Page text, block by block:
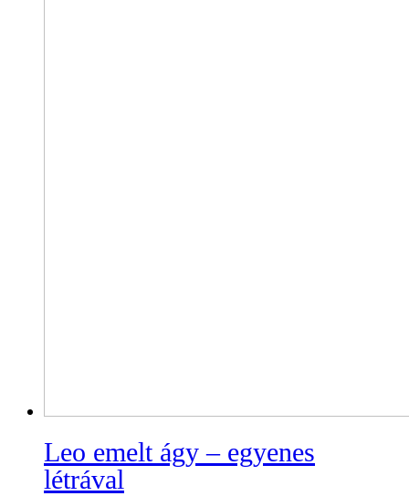
Leo emelt ágy – egyenes
létrával